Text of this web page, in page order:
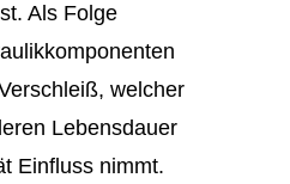
Als Folge
welcher
Lebensdauer
Einfluss nimmt.